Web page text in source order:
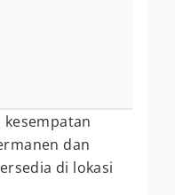
dan
di lokasi